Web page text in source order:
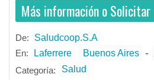
Más información o
De: Saludcoop.S.A
En: Laferrere Buenos Aires -
Categoría:
Salud